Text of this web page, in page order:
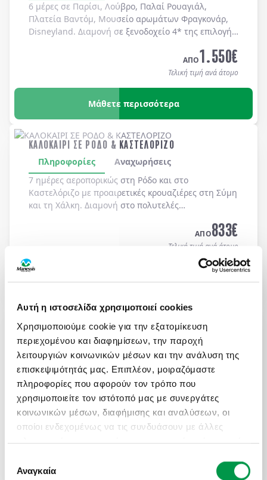
Αυτή η ιστοσελίδα χρησιμοποιεί cookies
Χρησιμοποιούμε cookie για την εξατομίκευση
περιεχομένου και διαφημίσεων, την παροχή
λειτουργιών κοινωνικών μέσων και την ανάλυση της
επισκεψιμότητάς μας. Επιπλέον, μοιραζόμαστε
πληροφορίες που αφορούν τον τρόπο που
χρησιμοποιείτε τον ιστότοπό μας με συνεργάτες
κοινωνικών μέσων, διαφήμισης και αναλύσεων, οι
οποίοι ενδεχομένως να τις συνδυάσουν με άλλες
πληροφορίες που τους έχετε παραχωρήσει ή τις οποίες
χρήση των υπηρεσιών τους.
συγκατάθεσης
Αναγκαία
6 μέρες σε Παρίσι, Λούβρο, Παλαί Ρουαγιάλ,
Πλατεία Βαντόμ, Μουσείο αρωμάτων Φραγκονάρ,
Disneyland. Διαμονή σε ξενοδοχείo 4* της επιλογής
ΑΠΟ1.550€
Τελική τιμή ανά άτομο
Μάθετε περισσότερα
ΚΑΛΟΚΑΙΡΙ ΣΕ ΡΟΔΟ & ΚΑΣΤΕΛΟΡΙΖΟ
Πληροφορίες
Αναχωρήσεις
7 ημέρες αεροπορικώς στη Ρόδο και στο
Καστελόριζο με προαιρετικές κρουαζιέρες στη Σύμη
και τη Χάλκη. Διαμονή στο πολυτελές
(ημιδιατροφή).
ΑΠΟ833€
Τελική τιμή ανά άτομο
Πληροφορίες
Αναχωρήσεις
8 μέρες αεροπορικώς σε Όσλο, Μπέργκεν,
Στάβανγκερ, Κρίστιανσαντ, Ντράμεν. Διαμονή σε
επιλεγμένα ξενοδοχεία 3* & 4* με πρωινό μπουφέ
καθημερινά.
ΑΠΟ 2.100
Τελική τιμή ανά άτομο